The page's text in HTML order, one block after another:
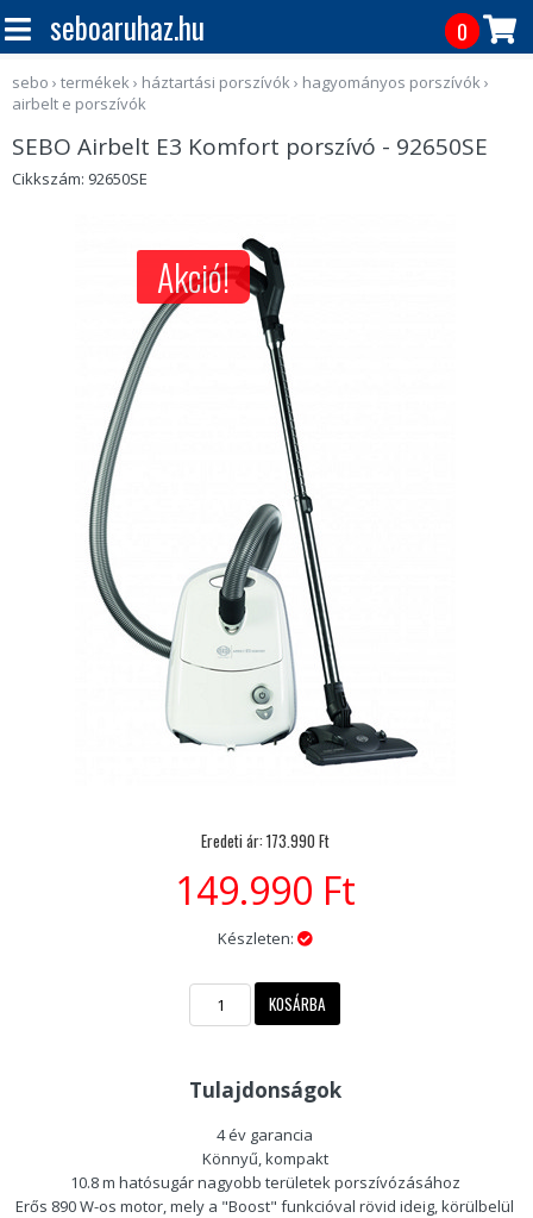
seboaruhaz.hu 0
sebo › termékek› háztartási porszívók› hagyományos porszívók›
airbelt e porszívók
SEBO Airbelt E3 Komfort porszívó - 92650SE
Cikkszám: 92650SE
Eredeti ár: 173.990 Ft
149.990 Ft
Készleten:
Tulajdonságok
4 év garancia
Könnyű, kompakt
10.8 m hatósugár nagyobb területek porszívózásához
Erős 890 W-os motor, mely a "Boost" funkcióval rövid ideig, körülbelül